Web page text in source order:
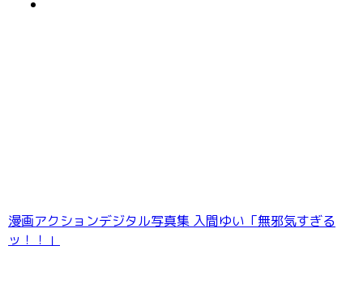
漫画アクションデジタル写真集 入間ゆい「無邪気すぎる
ッ！！」